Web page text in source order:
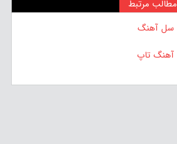
مطالب مرتبط
سل آهنگ
آهنگ تاپ